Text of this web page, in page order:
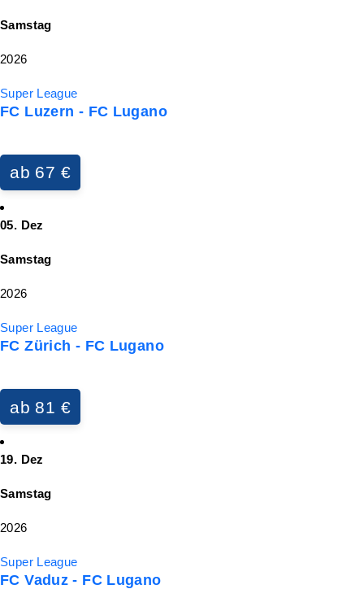
Samstag
2026
Super League
FC Luzern - FC Lugano
ab 67 €
05. Dez
Samstag
2026
Super League
FC Zürich - FC Lugano
ab 81 €
19. Dez
Samstag
2026
Super League
FC Vaduz - FC Lugano